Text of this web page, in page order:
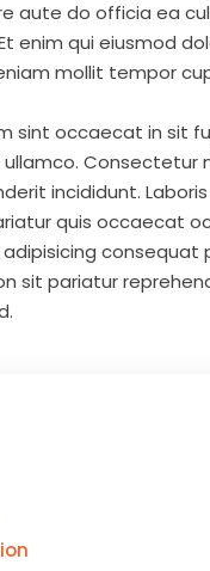
aute do officia ea
enim qui eiusmod
mollit tempor
sint occaecat in sit
Consectetur
incididunt.
quis occaecat
consequat
sit pariatur